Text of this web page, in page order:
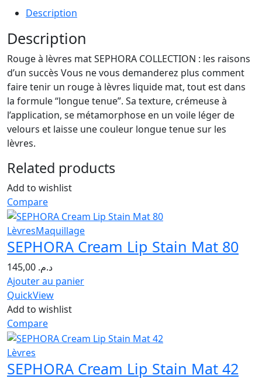
Description
Description
Rouge à lèvres mat SEPHORA COLLECTION : les raisons
d’un succès Vous ne vous demanderez plus comment
faire tenir un rouge à lèvres liquide mat, tout est dans
la formule “longue tenue”. Sa texture, crémeuse à
l’application, se métamorphose en un voile léger de
velours et laisse une couleur longue tenue sur les
lèvres.
Related products
Add to wishlist
Compare
LèvresMaquillage
SEPHORA Cream Lip Stain Mat 80
د.م.
Ajouter au panier
QuickView
Add to wishlist
Compare
Lèvres
SEPHORA Cream Lip Stain Mat 42